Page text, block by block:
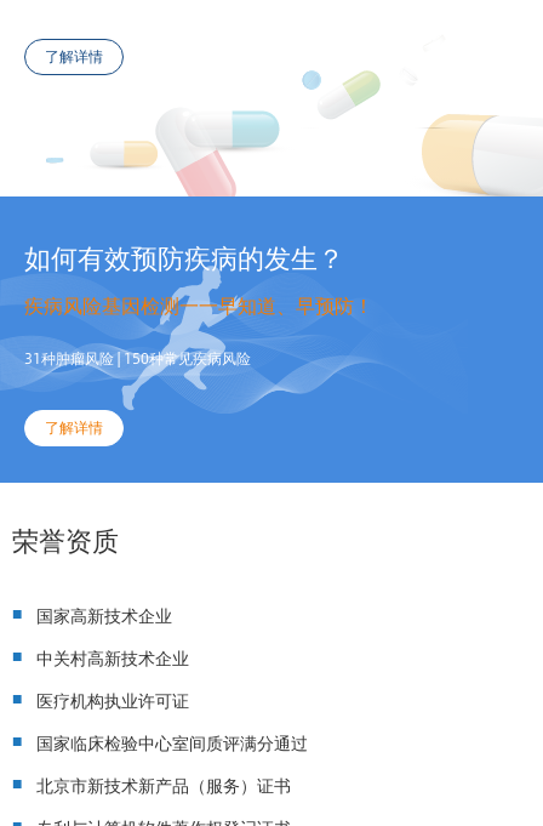
了解详情
如何有效预防疾病的发生？
疾病风险基因检测一一早知道、早预防！
31种肿瘤风险 | 150种常见疾病风险
了解详情
荣誉资质
■ 国家高新技术企业
■ 中关村高新技术企业
■ 医疗机构执业许可证
■ 国家临床检验中心室间质评满分通过
■ 北京市新技术新产品（服务）证书